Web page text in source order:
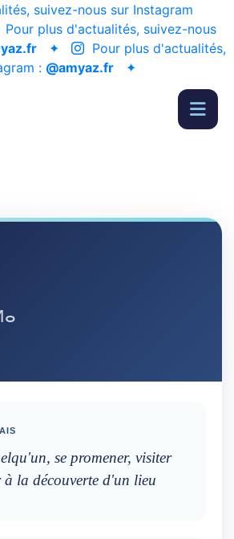
suivez-nous sur Instagram
Pour plus d'actualités, suivez-nous
✦
Pour plus d'actualités,
: @amyaz.fr ✦
se promener, visiter
la découverte d'un lieu